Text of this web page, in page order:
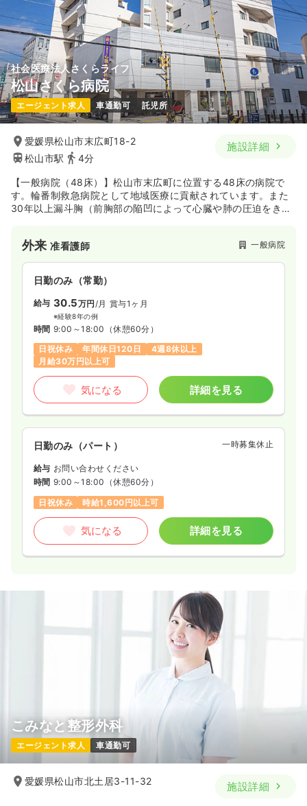
社会医療法人さくらライフ
松山さくら病院
エージェント求人 車通勤可 託児所
愛媛県松山市末広町18-2
松山市駅
4分
施設詳細
【一般病院（48床）】松山市末広町に位置する48床の病院で
す。輪番制救急病院として地域医療に貢献されています。また
30年以上漏斗胸（前胸部の陥凹によって心臓や肺の圧迫をきた
外来准看護師 一般病院
日勤のみ（常勤）
給与 30.5万円 /月 賞与1ヶ月
※経験8年の例
時間 9:00～18:00 （休憩60分）
日祝休み
年間休日120日
4週8休以上
月給30万円以上可
気になる 詳細を見る
日勤のみ（パート） 一時募集休止
給与 お問い合わせください
時間 9:00～18:00 （休憩60分）
日祝休み
時給1,600円以上可
気になる 詳細を見る
こみなと整形外科
エージェント求人 車通勤可
愛媛県松山市北土居3-11-32 施設詳細